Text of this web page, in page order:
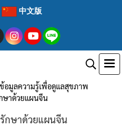
中文版
ข้อมูลความรู้เพื่อดูแลสุขภาพ
ษาด้วยแผนจีน
กษาด้วยแผนจีน